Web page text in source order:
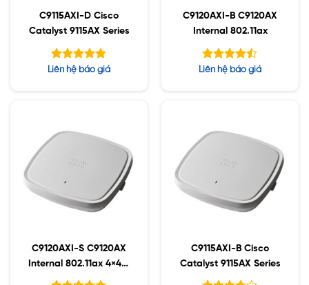
C9115AXI-D Cisco
Catalyst 9115AX Series
Được xếp
Liên hệ báo giá
C9120AXI-B C9120AX
Internal 802.11ax
Được xếp
Liên hệ báo giá
C9120AXI-S C9120AX
Internal 802.11ax 4×4:4
MIMO;IOT;BT5;mGig;U
C9115AXI-B Cisco
Catalyst 9115AX Series